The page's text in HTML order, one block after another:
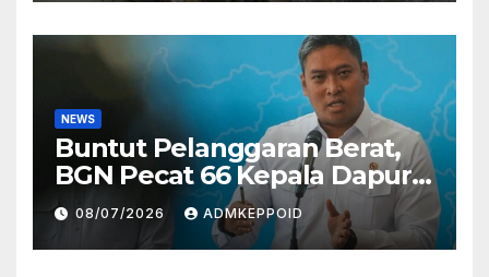
Impor
NEWS
Buntut Pelanggaran Berat,
BGN Pecat 66 Kepala Dapur
MBG dan Ungkap Alasannya
08/07/2026 ADMKEPPOID